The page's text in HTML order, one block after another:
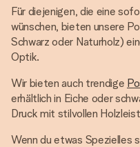
Für diejenigen, die eine
wünschen, bieten unsere
Schwarz oder Naturholz)
Optik.
Wir bieten auch trendige
erhältlich in Eiche oder
Druck mit stilvollen
Wenn du etwas Spezielles